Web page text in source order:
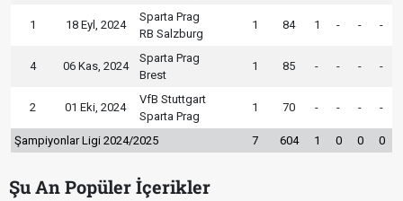
1 18 Eyl, 2024
Sparta Prag
RB Salzburg
1 84 1 - - -
4 06 Kas, 2024
Sparta Prag
Brest
1 85 - - - -
2 01 Eki, 2024
VfB Stuttgart
Sparta Prag
1 70 - - - -
Şampiyonlar Ligi 2024/2025 7 604 1 0 0 0
Şu An Popüler İçerikler